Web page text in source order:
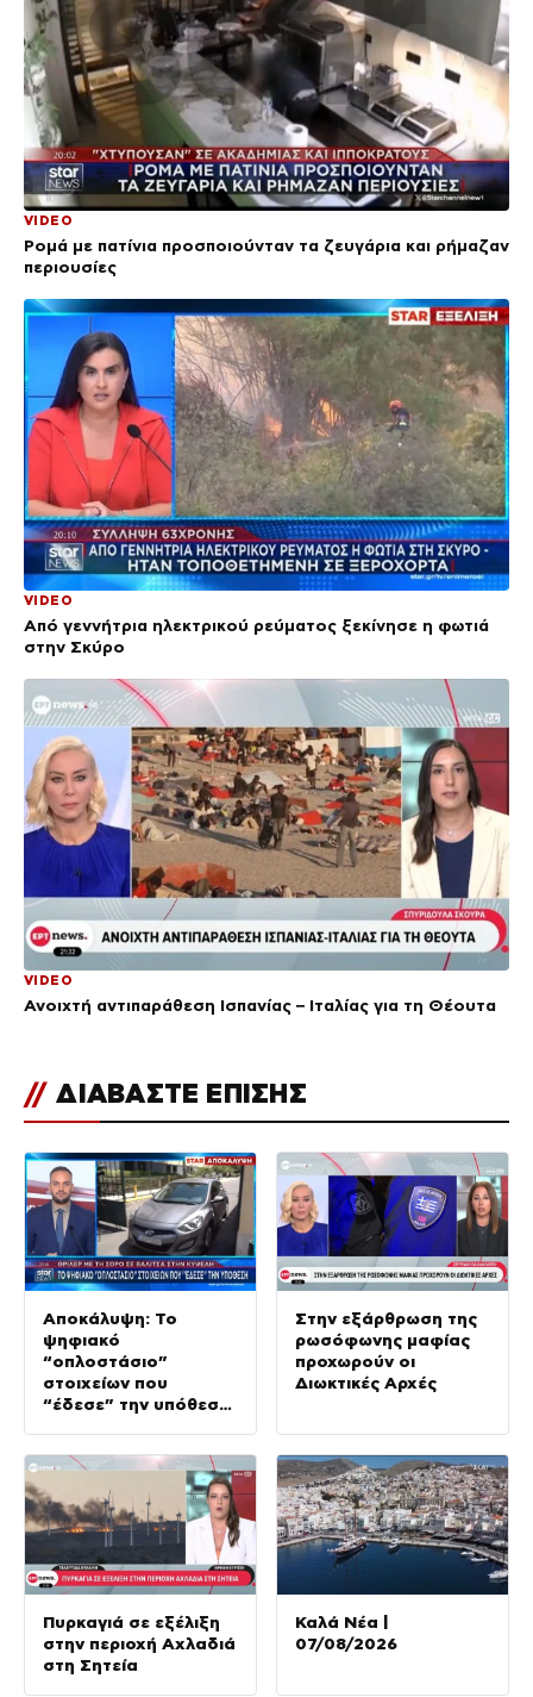
VIDEO
Ρομά με πατίνια προσποιούνταν τα ζευγάρια και ρήμαζαν
περιουσίες
VIDEO
Από γεννήτρια ηλεκτρικού ρεύματος ξεκίνησε η φωτιά
στην Σκύρο
VIDEO
Ανοιχτή αντιπαράθεση Ισπανίας – Ιταλίας για τη Θέουτα
// ΔΙΑΒΑΣΤΕ ΕΠΙΣΗΣ
Αποκάλυψη: Το
ψηφιακό
“οπλοστάσιο”
στοιχείων που
“έδεσε” την υπόθεση
Στην εξάρθρωση της
ρωσόφωνης μαφίας
προχωρούν οι
Διωκτικές Αρχές
Πυρκαγιά σε εξέλιξη
στην περιοχή Αχλαδιά
στη Σητεία
Καλά Νέα |
07/08/2026